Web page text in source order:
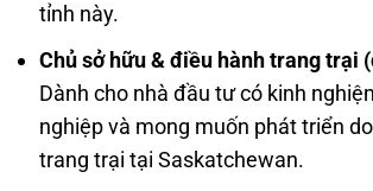
tỉnh này.
Chủ sở hữu & điều hành trang trại
Dành cho nhà đầu tư có kinh
nghiệp và mong muốn phát triển
trang trại tại Saskatchewan.